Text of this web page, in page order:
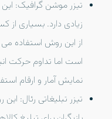
تیزر موشن گرافیک:
زیادی دارد. بسیاری از
از این روش استفاده
است اما تداوم حرکت
نمایش آمار و ارقام
تیزر تبلیغاتی رئال: